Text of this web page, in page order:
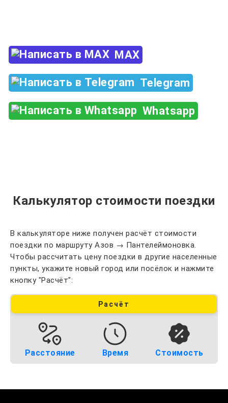
MAX
Telegram
Whatsapp
Калькулятор стоимости поездки
В калькуляторе ниже получен расчёт стоимости
поездки по маршруту Азов → Пантелеймоновка.
Чтобы рассчитать цену поездки в другие населенные
пункты, укажите новый город или посёлок и нажмите
кнопку "Расчёт":
Расчёт
Расстояние Время Стоимость